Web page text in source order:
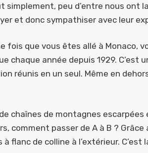
simplement, peu d’entre nous ont
et donc sympathiser avec leur
fois que vous êtes allé à Monaco,
chaque année depuis 1929. C’est
réunis en un seul. Même en
chaînes de montagnes
comment passer de A à B ?
flanc de colline à l’extérieur. C’est